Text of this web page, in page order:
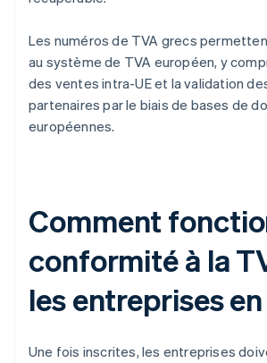
Les numéros de TVA grecs
au système de TVA européen, y
des ventes intra-UE et la validation
partenaires par le biais de bases de
européennes.
Comment
conformité à la
les entreprises
Une fois inscrites, les entreprises